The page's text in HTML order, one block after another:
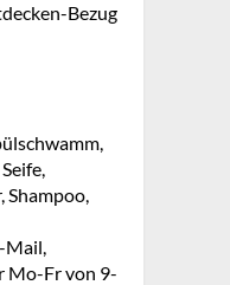
Bezug
Shampoo,
Mail,
Mo-Fr von 9-